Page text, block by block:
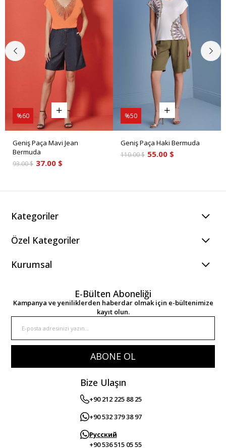
Geniş Paça Mavi Jean
Bermuda
37.00 $
93.00 $
%60
Geniş Paça Haki Bermuda
55.00 $
110.00 $
%50
Kategoriler
Özel Kategoriler
Kurumsal
E-Bülten Aboneliği
Kampanya ve yeniliklerden haberdar olmak için e-bültenimize
kayıt olun.
ABONE OL
Bize Ulaşın
+90 212 225 88 25
+90 532 379 38 97
Русский
+90 536 515 05 55